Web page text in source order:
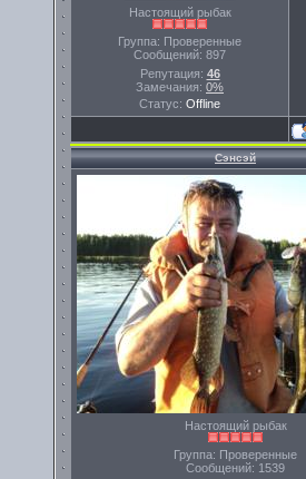
Настоящий рыбак
Группа: Проверенные
Сообщений: 897
Репутация: 46
Замечания: 0%
Статус: Offline
Сэнсэй
Настоящий рыбак
Группа: Проверенные
Сообщений: 1539